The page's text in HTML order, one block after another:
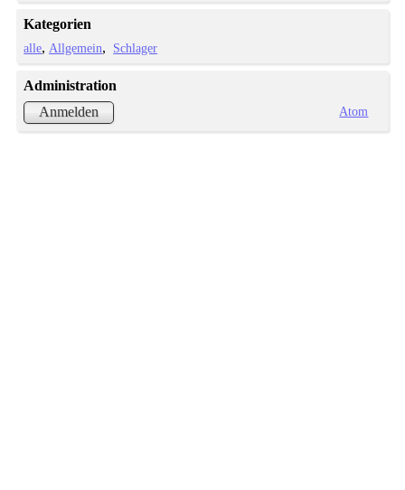
Kategorien
alle Allgemein Schlager
Administration
Anmelden
Atom